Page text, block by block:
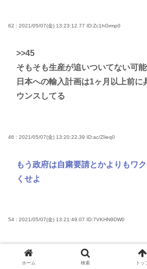
62 : 2021/05/07(金) 13:23:12.77 ID:Zc1hGrmp0
>>45
そもそも生産が追いついてない可
日本への輸入計画は1ヶ月以上前に
ウンスしてる
46 : 2021/05/07(金) 13:20:22.39 ID:ac/ZIieq0
もう政府は自粛要請とかよりもワ
くせよ
54 : 2021/05/07(金) 13:21:49.07 ID:7VKHN9DW0
実務能力が落ちてるから無理
ホーム 検索 トッ